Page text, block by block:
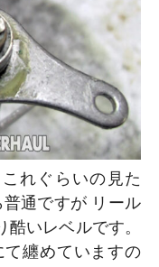
れぐらいの見た
通ですが リール
いレベルです。
て纏めていますの